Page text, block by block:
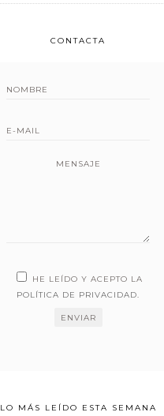
CONTACTA
MENSAJE
HE LEÍDO Y ACEPTO LA
POLÍTICA DE PRIVACIDAD.
LO MÁS LEÍDO ESTA SEMANA